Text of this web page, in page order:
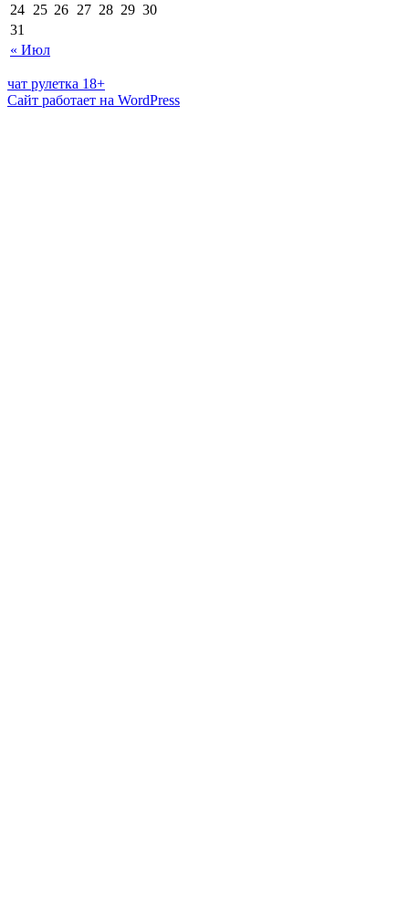
« Июл
24 25 26 27 28 29 30
31
чат рулетка 18+
Сайт работает на WordPress